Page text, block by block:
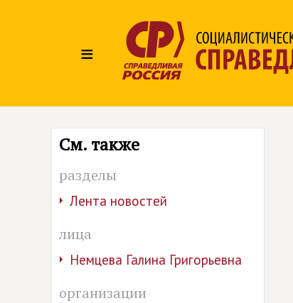
≡
См. также
разделы
Лента новостей
лица
Немцева Галина Григорьевна
организации